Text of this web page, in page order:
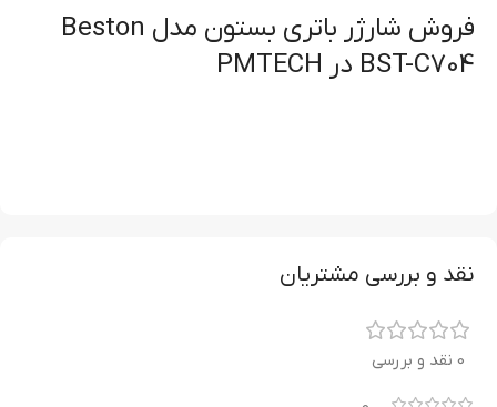
فروش شارژر باتری بستون مدل Beston
BST-C704 در PMTECH
نقد و بررسی مشتریان
0 نقد و بررسی